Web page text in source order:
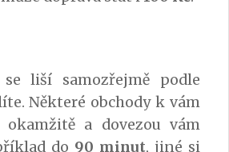
liší samozřejmě podle
Některé obchody k vám
okamžitě a dovezou vám
do 90 minut, jiné si